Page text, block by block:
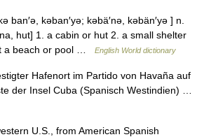
kəban′yə; kəbä′nə, kəbän′yə ] n.
hut] 1. a cabin or hut 2. a small shelter
a beach or pool …
English World dictionary
Hafenort im Partido von Havaña auf
der Insel Cuba (Spanisch Westindien) …
U.S., from American Spanish